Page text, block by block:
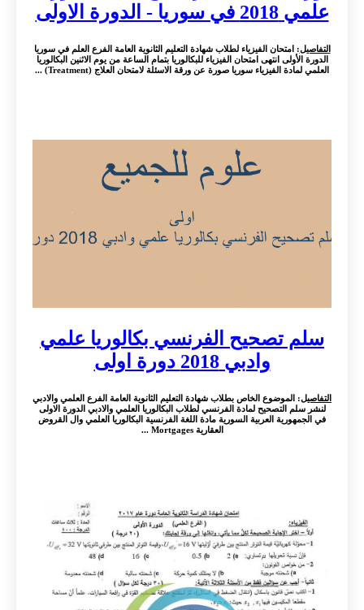
علمي 2018 في سوريا - الدورة الاولى
التفاصيل: امتحان الفيزياء لطلاب شهادة التعليم الثانوية العامة الفرع العلم في سوريا
الدورة الأولى انتهى امتحان الفيزياء للبكالوريا بتمام الساعة من يوم الاثنين البكالوريا
العلمي لمادة الفيزياء سوريا صورة عن ورقة الاسئلة لامتحان العلاج (Treatment) ...
سلم تصحيح الفرنسي بكالوريا علمي
وادبي 2018 دورة اولى
التفاصيل: الموضوع الخاص بطلاب شهادة التعليم الثانوية العامة الفرع العلمي والادبي
لنشر سلم التصحيح لمادة الفرنسي لطلاب البكالوريا العلمي والادبي الدورة الاولى
في الجمهورية العربية السورية مادة اللغة الفرنسية البكالوريا العلمي وال القروض
العقارية Mortgages ...